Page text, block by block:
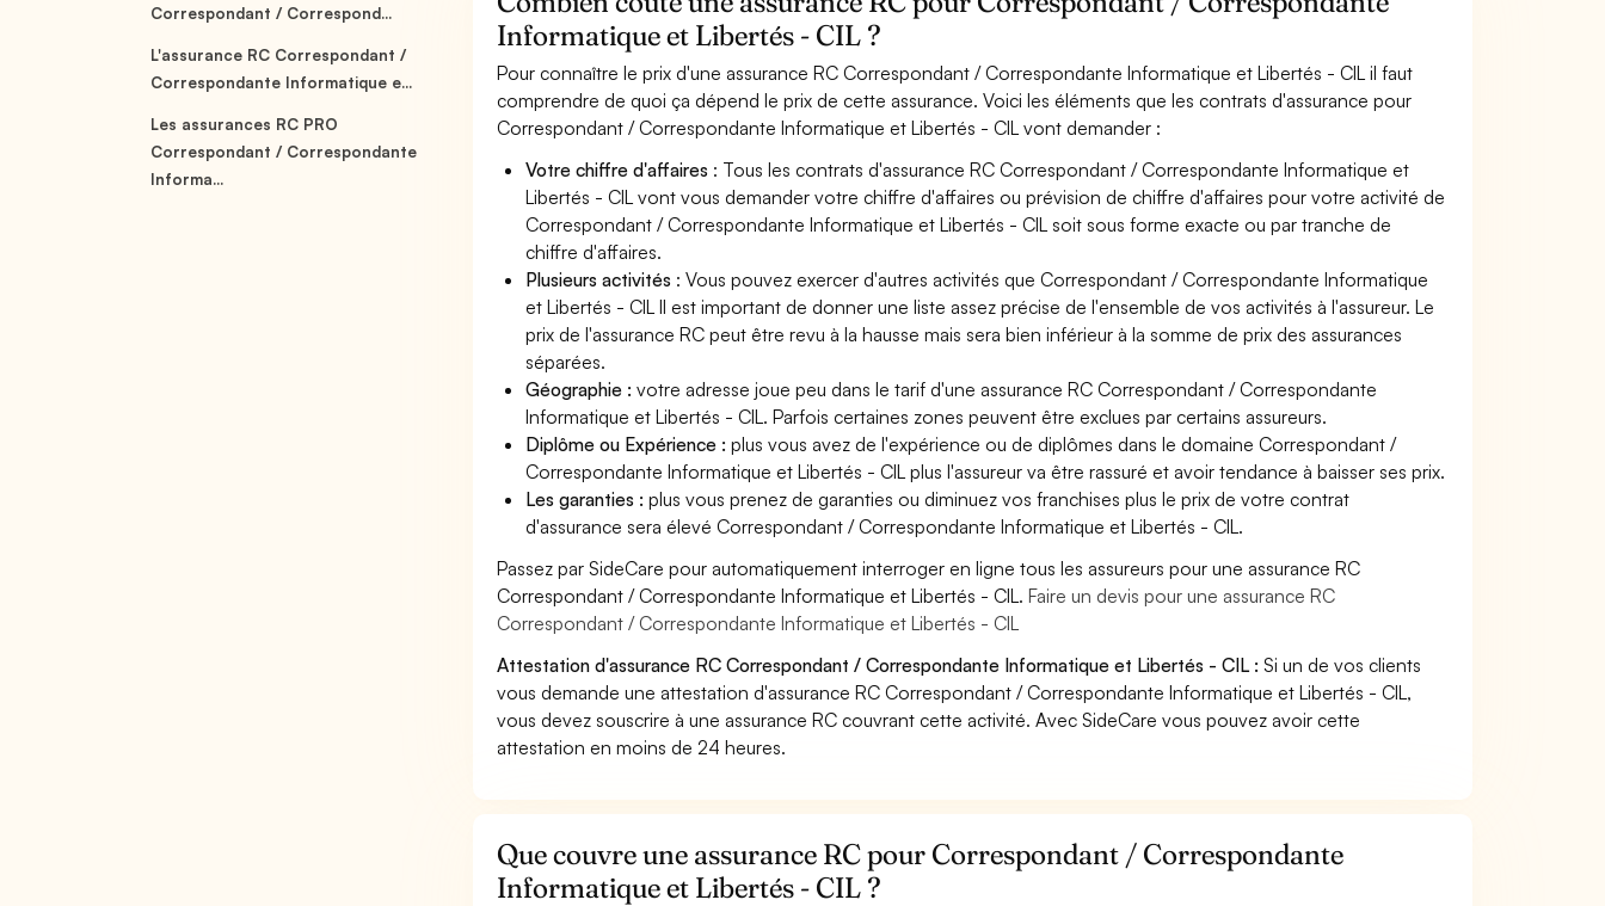
Correspondant / Correspond...
L'assurance RC Correspondant /
Correspondante Informatique e...
Les assurances RC PRO
Correspondant / Correspondante
Informa...
Informatique et Libertés - CIL ?
Pour connaître le prix d'une assurance RC Correspondant / Correspondante Informatique et Libertés - CIL il faut
comprendre de quoi ça dépend le prix de cette assurance. Voici les éléments que les contrats d'assurance pour
Correspondant / Correspondante Informatique et Libertés - CIL vont demander :
Votre chiffre d'affaires : Tous les contrats d'assurance RC Correspondant / Correspondante Informatique et
Libertés - CIL vont vous demander votre chiffre d'affaires ou prévision de chiffre d'affaires pour votre activité de
Correspondant / Correspondante Informatique et Libertés - CIL soit sous forme exacte ou par tranche de
chiffre d'affaires.
Plusieurs activités : Vous pouvez exercer d'autres activités que Correspondant / Correspondante Informatique
et Libertés - CIL Il est important de donner une liste assez précise de l'ensemble de vos activités à l'assureur. Le
prix de l'assurance RC peut être revu à la hausse mais sera bien inférieur à la somme de prix des assurances
séparées.
Géographie :votre adresse joue peu dans le tarif d'une assurance RC Correspondant / Correspondante
Informatique et Libertés - CIL. Parfois certaines zones peuvent être exclues par certains assureurs.
Diplôme ou Expérience :plus vous avez de l'expérience ou de diplômes dans le domaine Correspondant /
Correspondante Informatique et Libertés - CIL plus l'assureur va être rassuré et avoir tendance à baisser ses prix.
Les garanties :plus vous prenez de garanties ou diminuez vos franchises plus le prix de votre contrat
d'assurance sera élevé Correspondant / Correspondante Informatique et Libertés - CIL.
Passez par SideCare pour automatiquement interroger en ligne tous les assureurs pour une assurance RC
Correspondant / Correspondante Informatique et Libertés - CIL.Faire un devis pour une assurance RC
Correspondant / Correspondante Informatique et Libertés - CIL
Attestation d'assurance RC Correspondant / Correspondante Informatique et Libertés - CIL : Si un de vos clients
vous demande une attestation d'assurance RC Correspondant / Correspondante Informatique et Libertés - CIL,
vous devez souscrire à une assurance RC couvrant cette activité. Avec SideCare vous pouvez avoir cette
attestation en moins de 24 heures.
Que couvre une assurance RC pour Correspondant / Correspondante
Informatique et Libertés - CIL ?